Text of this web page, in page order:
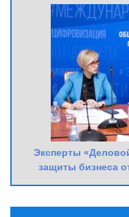
Эксперты
защиты бизнеса